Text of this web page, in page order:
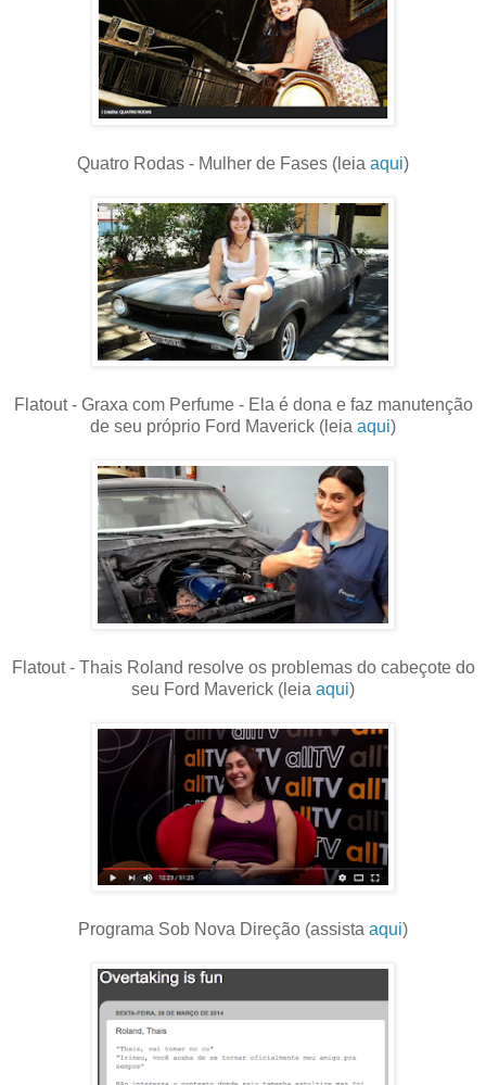
Quatro Rodas - Mulher de Fases (leia aqui)
Flatout - Graxa com Perfume - Ela é dona e faz manutenção
de seu próprio Ford Maverick (leia aqui)
Flatout - Thais Roland resolve os problemas do cabeçote do
seu Ford Maverick (leia aqui)
Programa Sob Nova Direção (assista aqui)